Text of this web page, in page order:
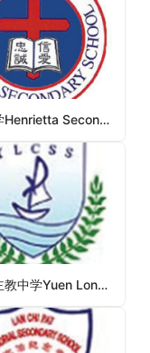
显理中学Henrietta Secondary School（东区中学）
元朗天主教中学Yuen Long Catholic Secondary School（元朗区中学）